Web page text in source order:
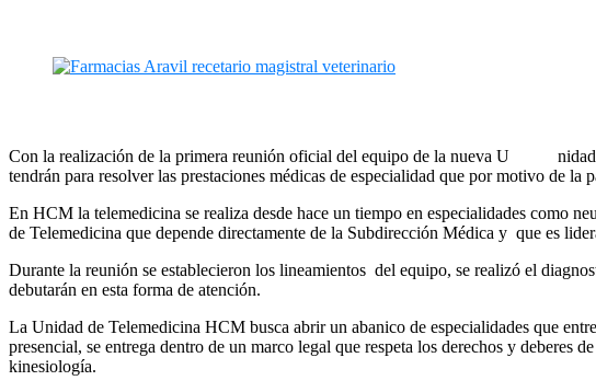
Con la realización de la primera reunión oficial del equipo de la nueva U nidad
tendrán para resolver las prestaciones médicas de especialidad que por motivo de la
En HCM la telemedicina se realiza desde hace un tiempo en especialidades como
de Telemedicina que depende directamente de la Subdirección Médica y que es
Durante la reunión se establecieron los lineamientos del equipo, se realizó el
debutarán en esta forma de atención.
La Unidad de Telemedicina HCM busca abrir un abanico de especialidades que
presencial, se entrega dentro de un marco legal que respeta los derechos y
kinesiología.